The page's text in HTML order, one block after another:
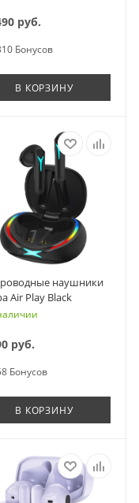
руб.
Бонусов
В КОРЗИНУ
наушники
Air Play Black
руб.
Бонусов
В КОРЗИНУ